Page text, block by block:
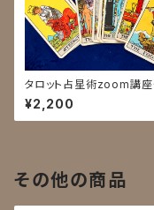
タロット占星術zoom講座
¥2,200
その他の商品